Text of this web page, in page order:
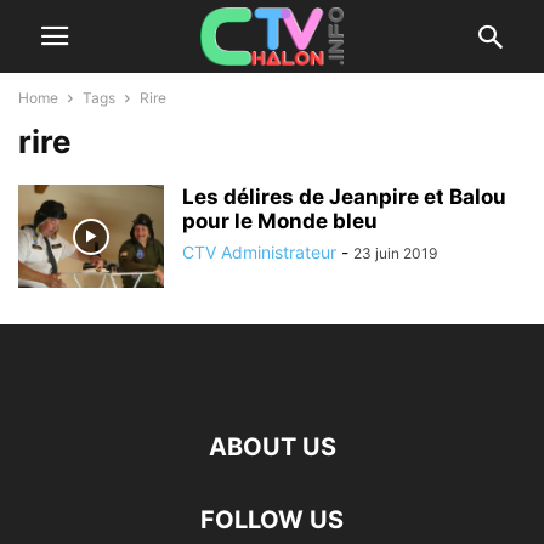
Home Tags Rire
rire
Les délires de Jeanpire et Balou
pour le Monde bleu
CTV Administrateur - 23 juin 2019
ABOUT US
FOLLOW US